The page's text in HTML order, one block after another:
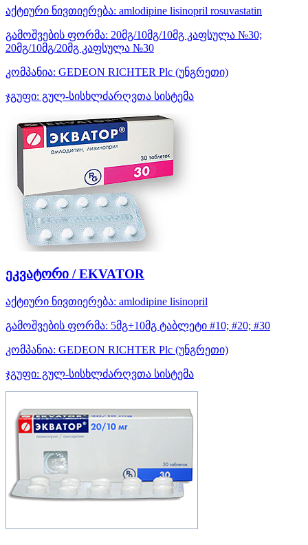
აქტიური ნივთიერება: amlodipine lisinopril rosuvastatin
გამოშვების ფორმა: 20მგ/10მგ/10მგ კაფსულა №30;
20მგ/10მგ/20მგ კაფსულა №30
კომპანია: GEDEON RICHTER Plc (უნგრეთი)
ჯგუფი: გულ-სისხლძარღვთა სისტემა
ეკვატორი / EKVATOR
აქტიური ნივთიერება: amlodipine lisinopril
გამოშვების ფორმა: 5მგ+10მგ ტაბლეტი #10; #20; #30
კომპანია: GEDEON RICHTER Plc (უნგრეთი)
ჯგუფი: გულ-სისხლძარღვთა სისტემა